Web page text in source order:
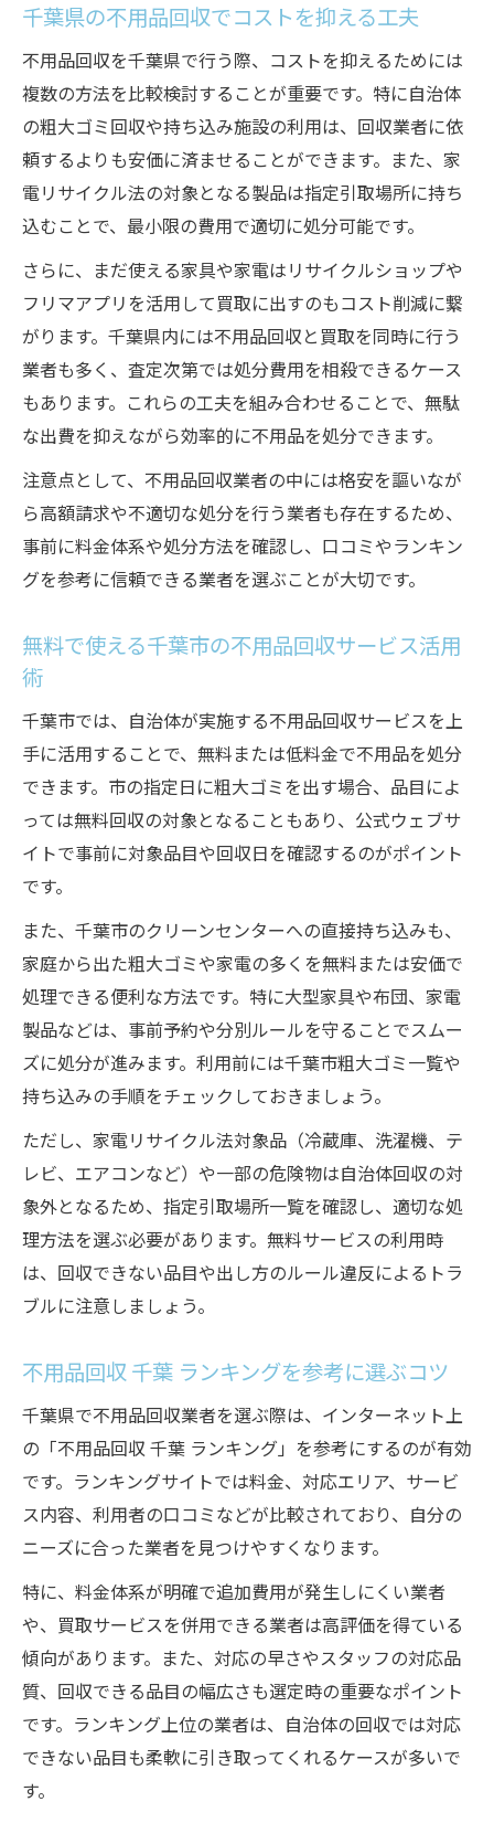
千葉県の不用品回収でコストを抑える工夫
不用品回収を千葉県で行う際、コストを抑えるためには
複数の方法を比較検討することが重要です。特に自治体
の粗大ゴミ回収や持ち込み施設の利用は、回収業者に依
頼するよりも安価に済ませることができます。また、家
電リサイクル法の対象となる製品は指定引取場所に持ち
込むことで、最小限の費用で適切に処分可能です。
さらに、まだ使える家具や家電はリサイクルショップや
フリマアプリを活用して買取に出すのもコスト削減に繋
がります。千葉県内には不用品回収と買取を同時に行う
業者も多く、査定次第では処分費用を相殺できるケース
もあります。これらの工夫を組み合わせることで、無駄
な出費を抑えながら効率的に不用品を処分できます。
注意点として、不用品回収業者の中には格安を謳いなが
ら高額請求や不適切な処分を行う業者も存在するため、
事前に料金体系や処分方法を確認し、口コミやランキン
グを参考に信頼できる業者を選ぶことが大切です。
無料で使える千葉市の不用品回収サービス活用
術
千葉市では、自治体が実施する不用品回収サービスを上
手に活用することで、無料または低料金で不用品を処分
できます。市の指定日に粗大ゴミを出す場合、品目によ
っては無料回収の対象となることもあり、公式ウェブサ
イトで事前に対象品目や回収日を確認するのがポイント
です。
また、千葉市のクリーンセンターへの直接持ち込みも、
家庭から出た粗大ゴミや家電の多くを無料または安価で
処理できる便利な方法です。特に大型家具や布団、家電
製品などは、事前予約や分別ルールを守ることでスムー
ズに処分が進みます。利用前には千葉市粗大ゴミ一覧や
持ち込みの手順をチェックしておきましょう。
ただし、家電リサイクル法対象品（冷蔵庫、洗濯機、テ
レビ、エアコンなど）や一部の危険物は自治体回収の対
象外となるため、指定引取場所一覧を確認し、適切な処
理方法を選ぶ必要があります。無料サービスの利用時
は、回収できない品目や出し方のルール違反によるトラ
ブルに注意しましょう。
不用品回収 千葉 ランキングを参考に選ぶコツ
千葉県で不用品回収業者を選ぶ際は、インターネット上
の「不用品回収 千葉 ランキング」を参考にするのが有効
です。ランキングサイトでは料金、対応エリア、サービ
ス内容、利用者の口コミなどが比較されており、自分の
ニーズに合った業者を見つけやすくなります。
特に、料金体系が明確で追加費用が発生しにくい業者
や、買取サービスを併用できる業者は高評価を得ている
傾向があります。また、対応の早さやスタッフの対応品
質、回収できる品目の幅広さも選定時の重要なポイント
です。ランキング上位の業者は、自治体の回収では対応
できない品目も柔軟に引き取ってくれるケースが多いで
す。